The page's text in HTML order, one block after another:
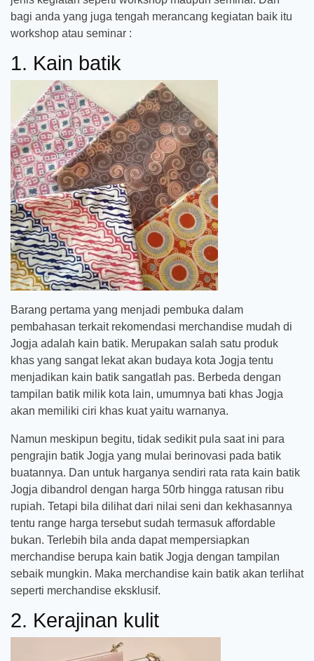
bagi anda yang juga tengah merancang kegiatan baik itu
workshop atau seminar :
1. Kain batik
Barang pertama yang menjadi pembuka dalam
pembahasan terkait rekomendasi merchandise mudah di
Jogja adalah kain batik. Merupakan salah satu produk
khas yang sangat lekat akan budaya kota Jogja tentu
menjadikan kain batik sangatlah pas. Berbeda dengan
tampilan batik milik kota lain, umumnya bati khas Jogja
akan memiliki ciri khas kuat yaitu warnanya.
Namun meskipun begitu, tidak sedikit pula saat ini para
pengrajin batik Jogja yang mulai berinovasi pada batik
buatannya. Dan untuk harganya sendiri rata rata kain batik
Jogja dibandrol dengan harga 50rb hingga ratusan ribu
rupiah. Tetapi bila dilihat dari nilai seni dan kekhasannya
tentu range harga tersebut sudah termasuk affordable
bukan. Terlebih bila anda dapat mempersiapkan
merchandise berupa kain batik Jogja dengan tampilan
sebaik mungkin. Maka merchandise kain batik akan terlihat
seperti merchandise eksklusif.
2. Kerajinan kulit